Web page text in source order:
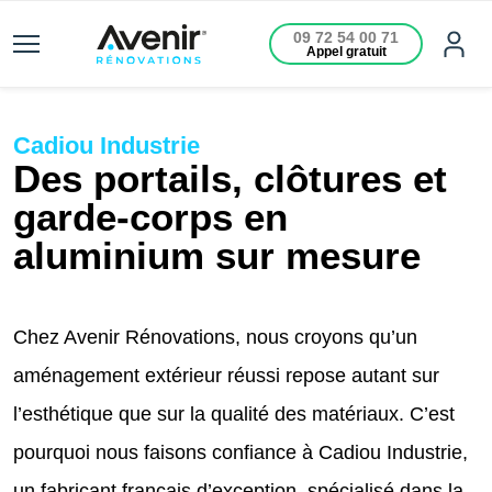
09 72 54 00 71
Appel gratuit
Cadiou Industrie
Des portails, clôtures et
garde-corps en
aluminium sur mesure
Chez Avenir Rénovations, nous croyons qu’un
aménagement extérieur réussi repose autant sur
l’esthétique que sur la qualité des matériaux. C’est
pourquoi nous faisons confiance à Cadiou Industrie,